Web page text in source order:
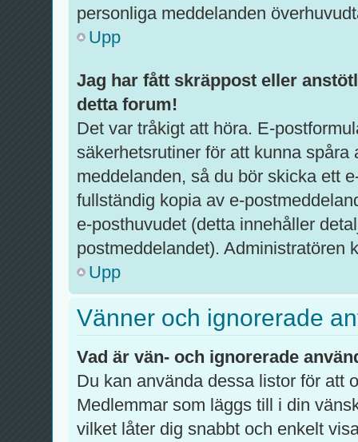
personliga meddelanden
Upp
Jag har fått skräppost eller
detta forum!
Det var tråkigt att höra. E-
säkerhetsrutiner för att kunna
meddelanden, så du bör skicka ett
fullständig kopia av e-
e-posthuvudet (detta innehåller
postmeddelandet). Administratören
Upp
Vänner och ignorerade
Vad är vän- och ignorerade
Du kan använda dessa listor för att
Medlemmar som läggs till i din
vilket låter dig snabbt och enkelt